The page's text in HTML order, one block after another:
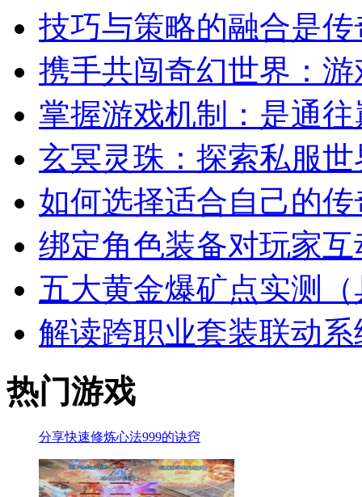
技巧与策略的融合是
携手共闯奇幻世界：
掌握游戏机制：是通
玄冥灵珠：探索私服
如何选择适合自己的
绑定角色装备对玩家
五大黄金爆矿点实测
解读跨职业套装联动
热门游戏
分享快速修炼心法999的诀窍